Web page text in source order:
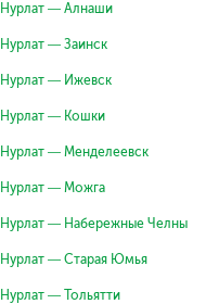
Нурлат — Алнаши
Нурлат — Заинск
Нурлат — Ижевск
Нурлат — Кошки
Нурлат — Менделеевск
Нурлат — Можга
Нурлат — Набережные Челны
Нурлат — Старая Юмья
Нурлат — Тольятти